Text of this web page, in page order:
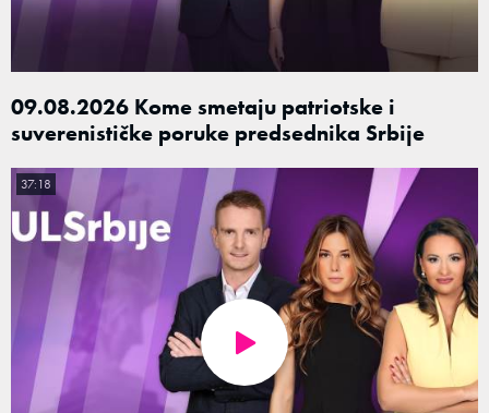
09.08.2026 Kome smetaju patriotske i
suverenističke poruke predsednika Srbije
37:18